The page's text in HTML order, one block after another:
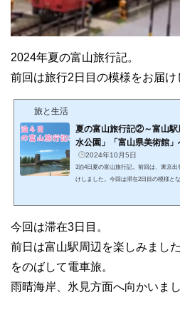
2024年夏の富山旅行記。
前回は旅行2日目の模様をお届け
旅と生活
夏の富山旅行記②～富山駅
水公園」「富山県美術館」
2024年10月5日
3泊4日夏の富山旅行記。前回は、東京
けしました。今回は滞在2日目の模様と
夏の富山旅行２日目の朝。昨年12月以
今回は滞在3日目。
前日は富山駅周辺を楽しみまし
をのばして電車旅。
雨晴海岸、氷見方面へ向かいまし